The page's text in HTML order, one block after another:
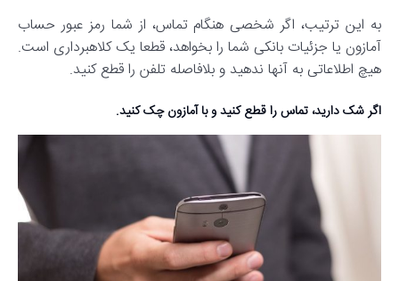
به این ترتیب، اگر شخصی هنگام تماس، از شما رمز عبور حساب
آمازون یا جزئیات بانکی شما را بخواهد، قطعا یک کلاهبرداری است.
هیچ اطلاعاتی به آنها ندهید و بلافاصله تلفن را قطع کنید.
اگر شک دارید، تماس را قطع کنید و با آمازون چک کنید.